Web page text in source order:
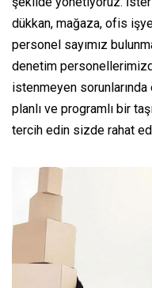
dükkan, mağaza, ofis
personel sayımız
denetim
istenmeyen
planlı ve programlı bir
tercih edin sizde rahat